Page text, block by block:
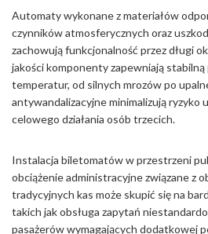
Automaty wykonane z materiałów
czynników atmosferycznych oraz
zachowują funkcjonalność przez długi
jakości komponenty zapewniają
temperatur, od silnych mrozów po
antywandalizacyjne minimalizują ryzyko
celowego działania osób trzecich.
Instalacja biletomatów w przestrzeni
obciążenie administracyjne związane z
tradycyjnych kas może skupić się na
takich jak obsługa zapytań
pasażerów wymagających dodatkowej